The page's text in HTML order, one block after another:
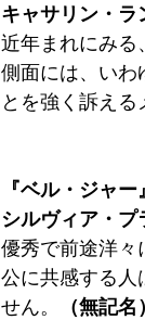
キャサリン・
近年まれにみる
側面には、いわ
とを強く訴える
『ベル・ジャー』
シルヴィア・
優秀で前途洋々
公に共感する人
せん。
（無記名）